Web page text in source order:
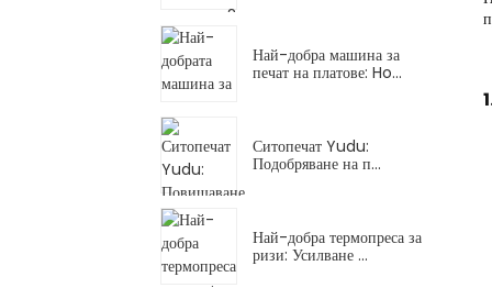
Най-добра машина за
печат на платове: Ho...
Ситопечат Yudu:
Подобряване на п...
Най-добра термопреса за
ризи: Усилване ...